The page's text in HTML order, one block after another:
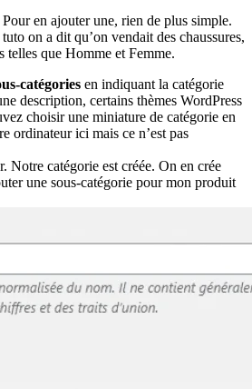
Pour en ajouter une, rien de plus simple.
on a dit qu’on vendait des chaussures,
telles que Homme et Femme.
catégories en indiquant la catégorie
description, certains thèmes WordPress
choisir une miniature de catégorie en
ordinateur ici mais ce n’est pas
Notre catégorie est créée. On en crée
une sous-catégorie pour mon produit